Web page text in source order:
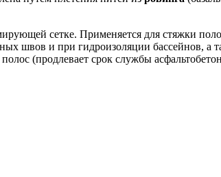
сетке. Применяется для стяжки
швов и при гидроизоляции бассейнов,
(продлевает срок службы